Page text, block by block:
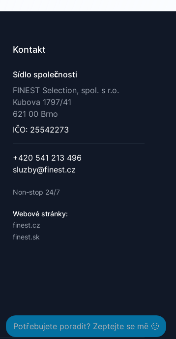
Kontakt
Sídlo společnosti
FINEST Selection, spol. s r.o.
Kubova 1797/41
621 00 Brno
IČO: 25542273
+420 541 213 496
sluzby@finest.cz
Non-stop 24/7
Webové stránky:
finest.cz
finest.sk
Potřebujete poradit? Zeptejte se mě 🙂